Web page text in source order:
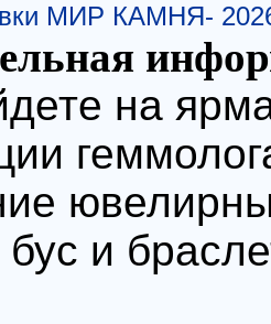
МИР КАМНЯ-
на
и